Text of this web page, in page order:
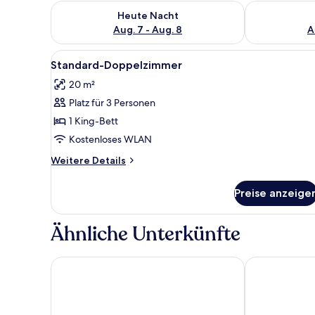
Heute Nacht
Aug. 7 - Aug. 8
Überprüfe die Verfügbarkeit für heute Nacht, Aug. 7
Überprüfe
Alle
Fotos
für
Standard-
Doppelzimmer
anzeigen
Ein Schlafzimmer mit einem
4
Standard-Doppelzimmer
20 m²
Platz für 3 Personen
1 King-Bett
Kostenloses WLAN
Weitere Details
Weitere
Doppelzimmer
Preise
Ähnliche Unterkünfte
Zum Valwiger Herrenberg Gasthaus